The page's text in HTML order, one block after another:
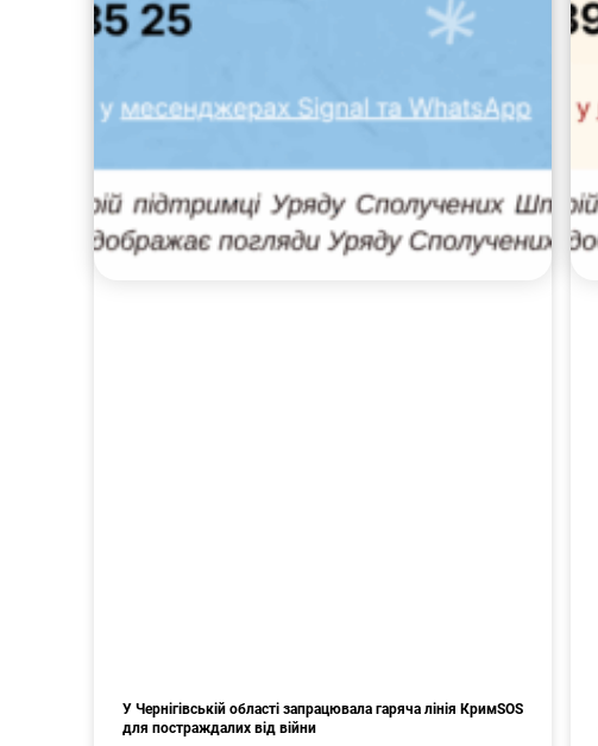
У Чернігівській області запрацювала гаряча лінія КримSOS
для постраждалих від війни